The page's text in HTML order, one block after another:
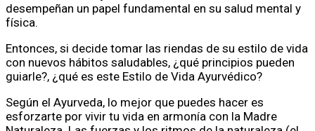
desempeñan un papel fundamental en su salud mental y
física.
Entonces, si decide tomar las riendas de su estilo de vida
con nuevos hábitos saludables, ¿qué principios pueden
guiarle?, ¿qué es este Estilo de Vida Ayurvédico?
Según el Ayurveda, lo mejor que puedes hacer es
esforzarte por vivir tu vida en armonía con la Madre